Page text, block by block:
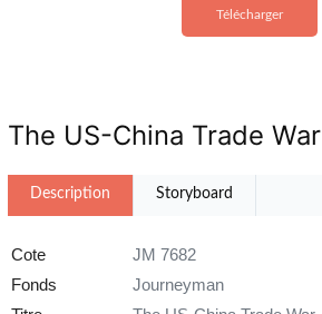
Télécharger
The US-China Trade War
Description Storyboard
Cote
JM 7682
Fonds
Journeyman